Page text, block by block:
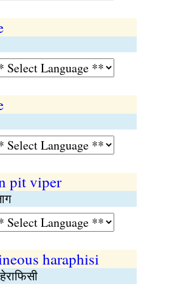
pit viper
haraphisi